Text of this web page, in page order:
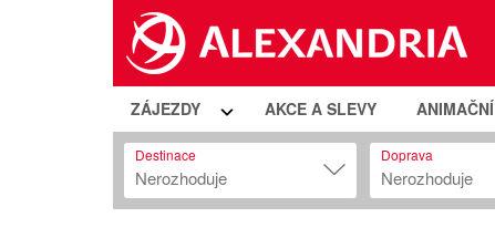
ZÁJEZDY AKCE A SLEVY
Destinace
Nerozhoduje
Doprava
Nerozhoduje